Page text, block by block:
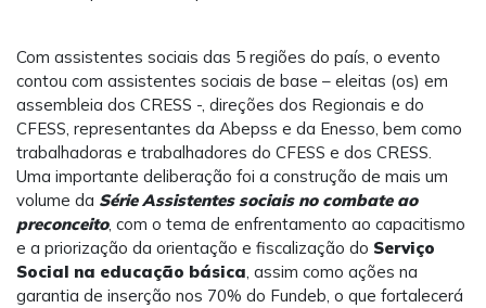
Com assistentes sociais das 5 regiões do país, o evento
contou com assistentes sociais de base – eleitas (os) em
assembleia dos CRESS -, direções dos Regionais e do
CFESS, representantes da Abepss e da Enesso, bem como
trabalhadoras e trabalhadores do CFESS e dos CRESS.
Uma importante deliberação foi a construção de mais um
volume da Série Assistentes sociais no combate ao
preconceito, com o tema de enfrentamento ao capacitismo
e a priorização da orientação e fiscalização do Serviço
Social na educação básica, assim como ações na
garantia de inserção nos 70% do Fundeb, o que fortalecerá